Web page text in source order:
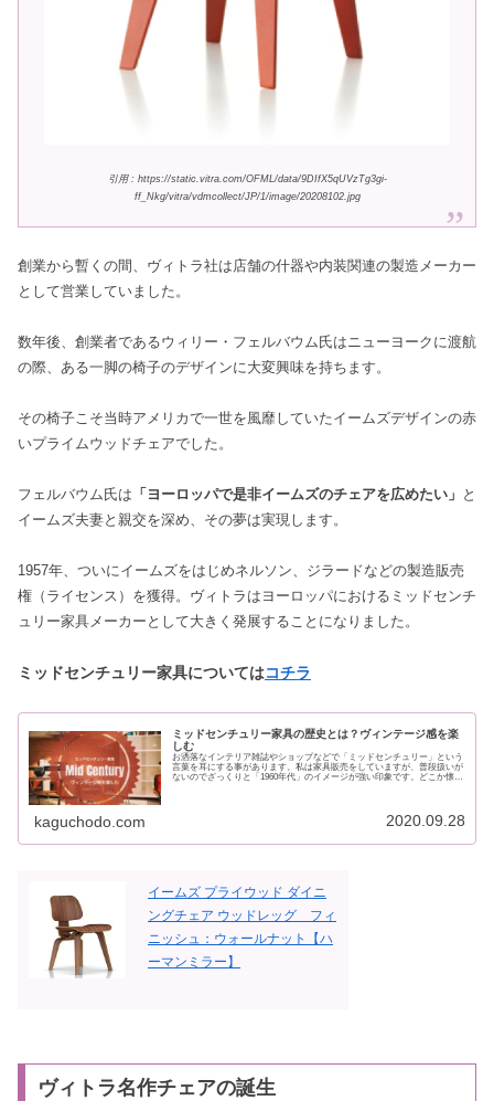
引用 : https://static.vitra.com/OFML/data/9DIfX5qUVzTg3gi-
ff_Nkg/vitra/vdmcollect/JP/1/image/20208102.jpg
創業から暫くの間、ヴィトラ社は店舗の什器や内装関連の製造メーカー
として営業していました。
数年後、創業者であるウィリー・フェルバウム氏はニューヨークに渡航
の際、ある一脚の椅子のデザインに大変興味を持ちます。
その椅子こそ当時アメリカで一世を風靡していたイームズデザインの赤
いプライムウッドチェアでした。
フェルバウム氏は 「ヨーロッパで是非イームズのチェアを広めたい」 と
イームズ夫妻と親交を深め、その夢は実現します。
1957年、ついにイームズをはじめネルソン、ジラードなどの製造販売
権（ライセンス）を獲得。ヴィトラはヨーロッパにおけるミッドセンチ
ュリー家具メーカーとして大きく発展することになりました。
ミッドセンチュリー家具についてはコチラ
ミッドセンチュリー家具の歴史とは？ヴィンテージ感を楽
しむ
お洒落なインテリア雑誌やショップなどで「ミッドセンチュリー」という
言葉を耳にする事があります。私は家具販売をしていますが、普段扱いが
ないのでざっくりと「1960年代」のイメージが強い印象です。どこか懐か
kaguchodo.com 2020.09.28
イームズ プライウッド ダイニ
ングチェア ウッドレッグ フィ
ニッシュ：ウォールナット【ハ
ーマンミラー】
ヴィトラ名作チェアの誕生